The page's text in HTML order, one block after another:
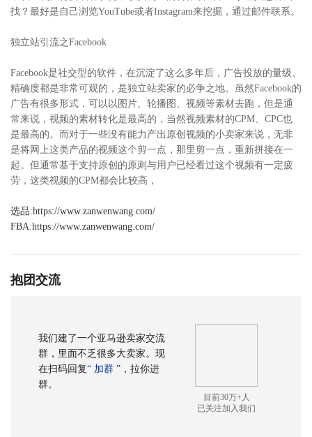
找？最好是自己浏览YouTube或者Instagram来挖掘，通过邮件联系。
独立站引流之Facebook
Facebook是社交型的软件，在沉淀了这么多年后，广告投放的量级、
精确度都是非常可观的，是独立站卖家的必争之地。虽然Facebook的
广告有很多形式，可以以图片、轮播图、视频等素材去跑，但是通
常来说，视频的素材转化是最高的，当然视频素材的CPM、CPC也
是最高的。而对于一些没有能力产出原创视频的小卖家来说，无非
是将网上这类产品的视频这个剪一点，那里剪一点，重新拼接在一
起。但通常基于支持原创的原则与用户已经看过这个视频有一定疲
劳，这类视频的CPM都会比较高，
选品:https://www.zanwenwang.com/
FBA:https://www.zanwenwang.com/
抱团交流
我们建了一个亚马逊卖家交流
群，里面不乏很多大卖家。现
在扫码回复“ 加群 ” ，拉你进
群。
目前30万+人
已关注加入我们